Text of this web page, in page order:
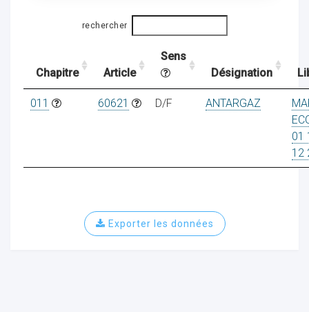
rechercher
Chapitre Article
Sens
Désignation
011 60621 D/F ANTARGAZ
01
12
Exporter les données